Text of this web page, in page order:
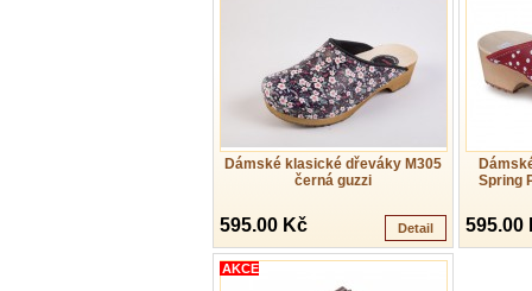
Dámské klasické dřeváky M305
černá guzzi
595.00 Kč Detail
Spring
595.00
AKCE